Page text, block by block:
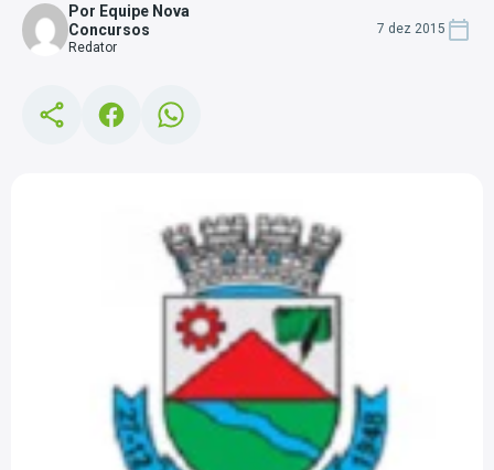
Por Equipe Nova
Concursos
Redator
7 dez 2015